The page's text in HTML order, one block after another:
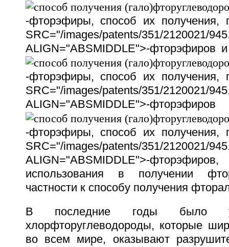
-фторэфиры, способ их
SRC="/images/patents/351/2120021/
ALIGN="ABSMIDDLE">-фторэфиров
-фторэфиры, способ их
SRC="/images/patents/351/2120021/
ALIGN="ABSMIDDLE">-
-фторэфиры, способ их
SRC="/images/patents/351/2120021/
ALIGN="ABSMIDDLE">-
использования в получении
частности к способу получения
В последние годы было
хлорфторуглеводороды, которые
во всем мире, оказывают